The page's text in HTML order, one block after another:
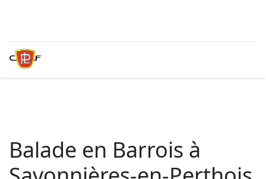
Balade en Barrois à